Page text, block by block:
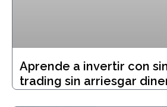
Aprende a invertir con
trading sin arriesgar